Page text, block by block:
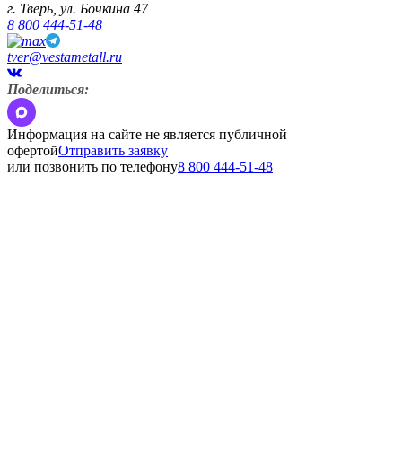
г. Тверь, ул. Бочкина 47
8 800 444-51-48
tver@vestametall.ru
Поделиться:
Информация на сайте не является публичной
офертойОтправить заявку
или позвонить по телефону8 800 444-51-48